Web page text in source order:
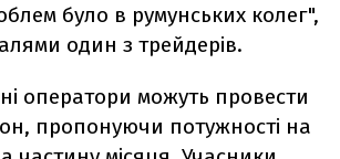
було в румунських колег",
один з трейдерів.
оператори можуть провести
пропонуючи потужності на